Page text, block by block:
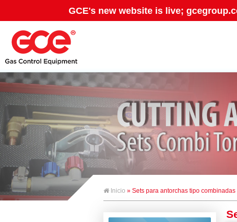
GCE's new website is live;
Inicio » Sets para antorchas tipo